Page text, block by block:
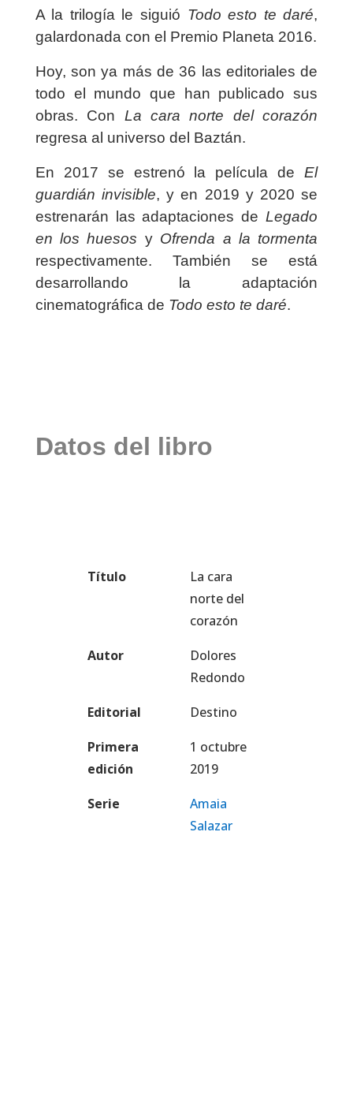
A la trilogía le siguió Todo esto te daré,
galardonada con el Premio Planeta 2016.
Hoy, son ya más de 36 las editoriales de
todo el mundo que han publicado sus
obras. Con La cara norte del corazón
regresa al universo del Baztán.
En 2017 se estrenó la película deEl
guardián invisible, y en 2019 y 2020 se
estrenarán las adaptaciones deLegado
en los huesos y Ofrenda a la tormenta
respectivamente. También se está
desarrollando la adaptación
cinematográfica de Todo esto te daré.
Datos del libro
Título
La cara
norte del
corazón
Autor
Dolores
Redondo
Editorial
Destino
Primera
edición
1 octubre
2019
Serie
Amaia
Salazar